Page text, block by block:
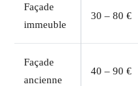
Façade
immeuble
30 – 80 €
Façade
ancienne
40 – 90 €